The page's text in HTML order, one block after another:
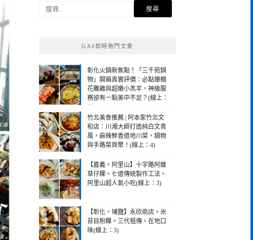
搜
GA4即時熱門文章
彰化火鍋新焦點！「三千苑鍋
物」開箱真實評價：必點爆棚
花雕雞與超嫩小羔羊，神級服
務卻有一點美中不足？(線上：
4)
竹北美食推薦 | 阿本家竹北文
和店：川湘大師打造純白文青
風，麻辣鮮香道地川菜，鍋物
與手路菜齊聚！(線上：4)
【嘉義。阿里山】十字路阿嬤
草仔粿。七道傳統製作工法。
阿里山超人氣小吃(線上：3)
【彰化。埔鹽】永欣商店。米
苔目粉粿。三代祖傳。在地口
味(線上：3)